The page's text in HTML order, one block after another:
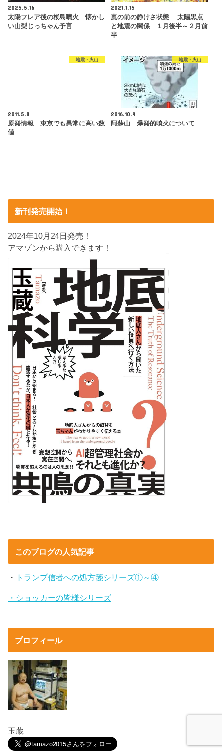
2025.5.16
太陽フレア後の桜島噴火 懐かし
い山梨じっちゃん予言
2021.1.15
嵐の前の静けさ状態 太陽黒点
と地震の関係 １月後半～２月前
半
地震・火山
2011.5.8
原発情報 東京でも異常に高い数
値
地震・火山
2016.10.9
阿蘇山 爆発的噴火について
新刊発売開始！
2024年10月24日発売！
アマゾンから購入できます！
このブログの人気記事
・ トランプ信者への処方箋シリーズ①～④
・ショッカーの皆様シリーズ
プロフィール
玉蔵